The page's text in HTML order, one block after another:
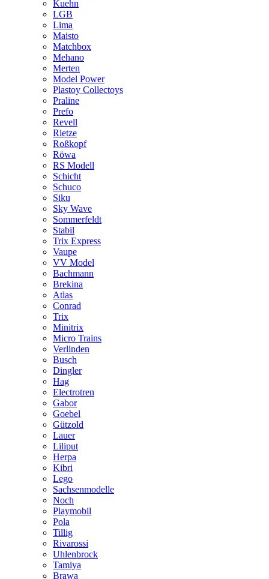
Kuehn
LGB
Lima
Maisto
Matchbox
Mehano
Merten
Model Power
Plastoy Collectoys
Praline
Prefo
Revell
Rietze
Roßkopf
Röwa
RS Modell
Schicht
Schuco
Siku
Sky Wave
Sommerfeldt
Stabil
Trix Express
Vaupe
VV Model
Bachmann
Brekina
Atlas
Conrad
Trix
Minitrix
Micro Trains
Verlinden
Busch
Dingler
Hag
Electrotren
Gabor
Goebel
Gützold
Lauer
Liliput
Herpa
Kibri
Lego
Sachsenmodelle
Noch
Playmobil
Pola
Tillig
Rivarossi
Uhlenbrock
Tamiya
Brawa